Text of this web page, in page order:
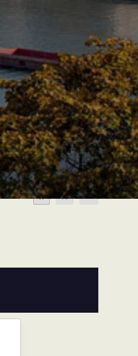
A A A